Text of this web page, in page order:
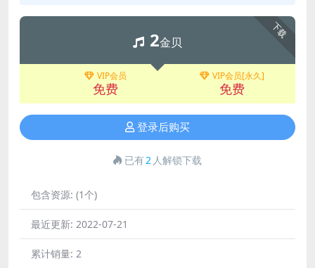
下载
2金贝
VIP会员
免费
VIP会员[永久]
免费
登录后购买
已有2 人解锁下载
包含资源: (1个)
最近更新: 2022-07-21
累计销量: 2